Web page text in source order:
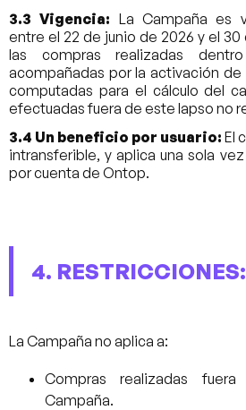
3.3 Vigencia: La Campaña es
entre el 22 de junio de 2026 y el
las compras realizadas
acompañadas por la activación de
computadas para el cálculo del
efectuadas fuera de este lapso no
3.4 Un beneficio por usuario: El
intransferible, y aplica una sola
por cuenta de Ontop.
4. RESTRICCIONES:
La Campaña no aplica a:
Compras realizadas
Campaña.